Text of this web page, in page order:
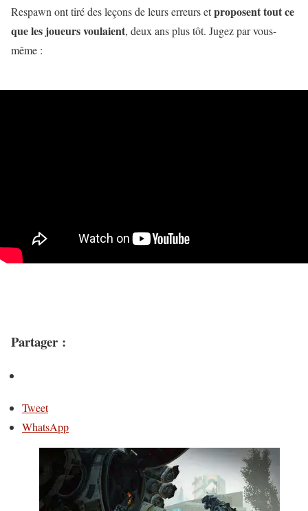
Respawn ont tiré des leçons de leurs erreurs etproposent tout ce
que les joueurs voulaient, deux ans plus tôt. Jugez par vous-
même :
Partager :
Tweet
WhatsApp